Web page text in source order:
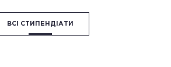
ВСІ СТИПЕНДІАТИ